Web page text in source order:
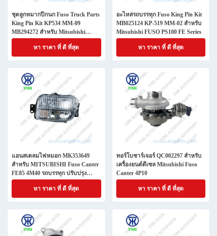
ชุดลูกหมากปีกนก Fuso Truck Parts
King Pin Kit KP534 MM-09
MB294272 สำหรับ Mitsubishi
FUSO Fighter FK/FM Steering
หา ราคา ที่ ดี ที่สุด
อะไหล่รถบรรทุก Fuso King Pin Kit
MB025124 KP-519 MM-02 สําหรับ
Mitsubishi FUSO PS100 FE Series
หา ราคา ที่ ดี ที่สุด
แอนสเตลมไฟหมอก MK353649
สําหรับ MITSUBISHI Fuso Canter
FE85 4M40 รถบรรทุก ปรับปรุง
ความปลอดภัย
หา ราคา ที่ ดี ที่สุด
ทอร์โบชาร์เจอร์ QC002297 สําหรับ
เครื่องยนต์ดีเซล Mitsubishi Fuso
Canter 4P10
หา ราคา ที่ ดี ที่สุด